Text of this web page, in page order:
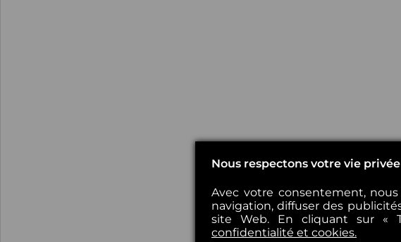
Nous respectons votre vie privée
Avec votre consentement,
navigation, diffuser des
site Web. En cliquant sur «
confidentialité et cookies.